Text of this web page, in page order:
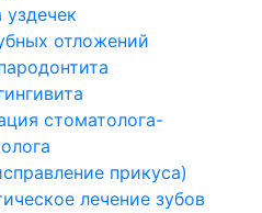
уздечек
отложений
стоматолога-
прикуса)
лечение зубов